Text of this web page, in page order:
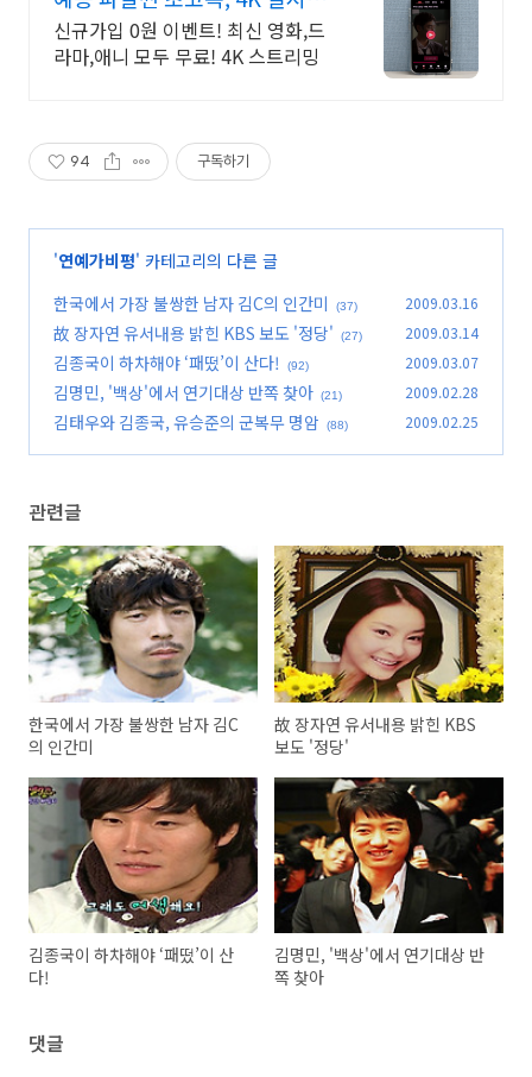
보기!
신규가입 0원 이벤트! 최신 영화,드
라마,애니 모두 무료! 4K 스트리밍
94 구독하기
'연예가비평' 카테고리의 다른 글
한국에서 가장 불쌍한 남자 김C의 인간미
(37) 2009.03.16
故 장자연 유서내용 밝힌 KBS 보도 '정당' (27) 2009.03.14
김종국이 하차해야 ‘패떴’이 산다! (92) 2009.03.07
김명민, '백상'에서 연기대상 반쪽 찾아 (21) 2009.02.28
김태우와 김종국, 유승준의 군복무 명암 (88) 2009.02.25
관련글
한국에서 가장 불쌍한 남자 김C
의 인간미
故 장자연 유서내용 밝힌 KBS
보도 '정당'
김종국이 하차해야 ‘패떴’이 산
다!
김명민, '백상'에서 연기대상 반
쪽 찾아
댓글